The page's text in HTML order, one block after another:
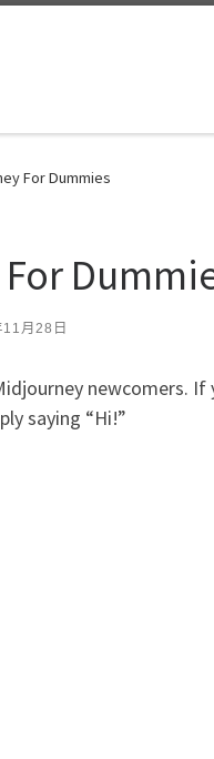
For Dummies
月28日
newcomers. If
saying “Hi!”